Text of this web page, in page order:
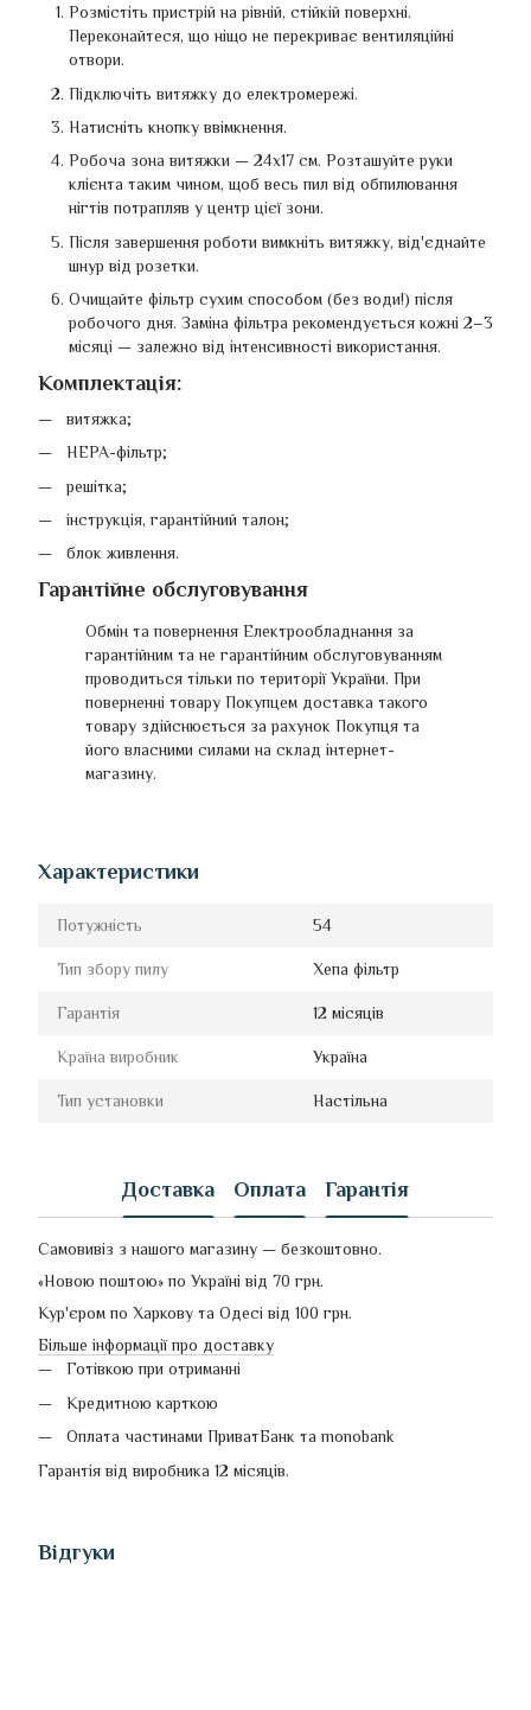
Розмістіть пристрій на рівній, стійкій поверхні.
Переконайтеся, що ніщо не перекриває вентиляційні
отвори.
Підключіть витяжку до електромережі.
Натисніть кнопку ввімкнення.
Робоча зона витяжки — 24х17 см. Розташуйте руки
клієнта таким чином, щоб весь пил від обпилювання
нігтів потрапляв у центр цієї зони.
Після завершення роботи вимкніть витяжку, від'єднайте
шнур від розетки.
Очищайте фільтр сухим способом (без води!) після
робочого дня. Заміна фільтра рекомендується кожні 2–3
місяці — залежно від інтенсивності використання.
Комплектація:
витяжка;
HEPA-фільтр;
решітка;
інструкція, гарантійний талон;
блок живлення.
Гарантійне обслуговування
Обмін та повернення Електрообладнання за
гарантійним та не гарантійним обслуговуванням
проводиться тільки по території України. При
поверненні товару Покупцем доставка такого
товару здійснюється за рахунок Покупця та
його власними силами на склад інтернет-
магазину.
Характеристики
Потужність 54
Тип збору пилу Хепа фільтр
Гарантія 12 місяців
Країна виробник Україна
Тип установки Настільна
Доставка Оплата Гарантія
Самовивіз з нашого магазину — безкоштовно.
«Новою поштою» по Україні від 70 грн.
Кур'єром по Харкову та Одесі від 100 грн.
Більше інформації про доставку
Готівкою при отриманні
Кредитною карткою
Оплата частинами ПриватБанк та monobank
Гарантія від виробника 12 місяців.
Відгуки